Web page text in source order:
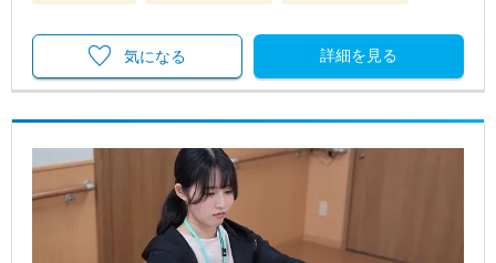
詳細を見る
気になる